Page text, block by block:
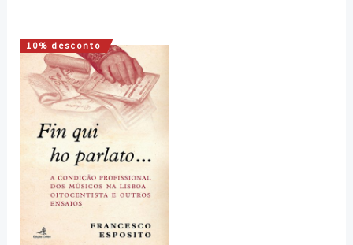
10% desconto
O
preço
original
era:
18,00 €.
O
preço
atual
é:
16,20 €.